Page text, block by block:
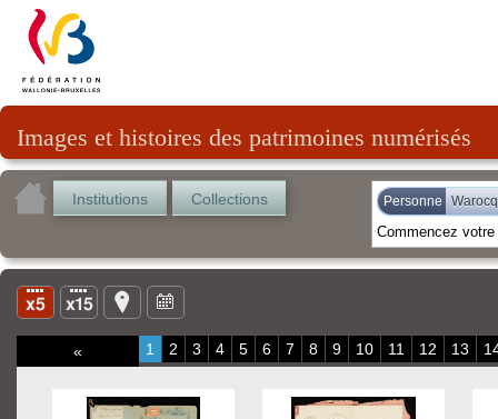
Images et histoires des patrimoines numérisés
Institutions Collections Personne
« 1 2 3 4 5 6 7 8 9 10 11 12 13